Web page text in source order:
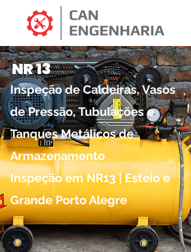
NR 13
Inspeção de Caldeiras, Vasos
de Pressão, Tubulações e
Tanques Metálicos de
Armazenamento
Inspeção em NR13 | Esteio e
Grande Porto Alegre